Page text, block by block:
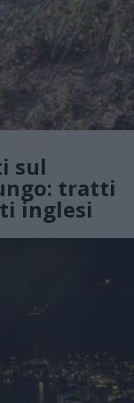
sul
tratti
inglesi